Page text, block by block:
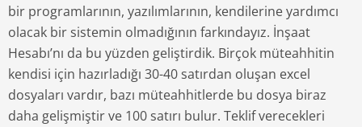
bir programlarının, yazılımlarının, kendilerine yardımcı
olacak bir sistemin olmadığının farkındayız. İnşaat
Hesabı’nı da bu yüzden geliştirdik. Birçok müteahhitin
kendisi için hazırladığı 30-40 satırdan oluşan excel
dosyaları vardır, bazı müteahhitlerde bu dosya biraz
daha gelişmiştir ve 100 satırı bulur. Teklif verecekleri